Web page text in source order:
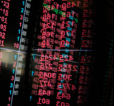
熱情形。此外，日電貿
分鐘一次分盤撮合；信
日實施20分鐘一次分盤